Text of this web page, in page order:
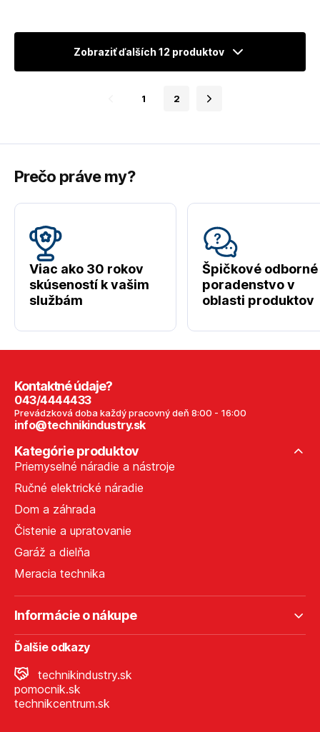
Zobraziť ďalších 12 produktov
1 2
Prečo práve my?
Viac ako 30 rokov
skúseností k vašim
službám
Špičkové odborné
poradenstvo v
oblasti produktov
Kontaktné údaje?
043/4444433
Prevádzková doba každý pracovný deň 8:00 - 16:00
info@technikindustry.sk
Kategórie produktov
Priemyselné náradie a nástroje
Ručné elektrické náradie
Dom a záhrada
Čistenie a upratovanie
Garáž a dielňa
Meracia technika
Informácie o nákupe
Ďalšie odkazy
technikindustry.sk
pomocnik.sk
technikcentrum.sk